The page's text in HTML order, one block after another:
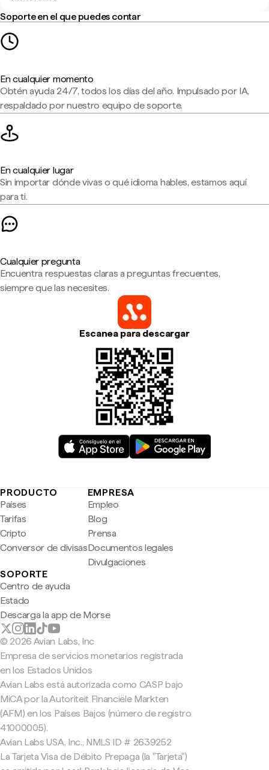
Soporte en el que puedes contar
En cualquier momento
Obtén ayuda 24/7, todos los días del año. Impulsado por IA,
respaldado por nuestro equipo de soporte.
En cualquier lugar
Sin importar dónde vivas o qué idioma hables, estamos aquí
para ti.
Cualquier pregunta
Encuentra respuestas claras a preguntas frecuentes,
siempre que las necesites.
Escanea para descargar
PRODUCTO
Países
Tarifas
Cripto
Conversor de divisas
EMPRESA
Empleo
Blog
Prensa
Documentos legales
Divulgaciones
SOPORTE
Centro de ayuda
Estado
Descarga la app de Morse
© 2026 Avian Labs, Inc
Empresa de servicios monetarios registrada
en los Estados Unidos
Avian Labs está autorizada como CASP bajo
MiCA por la Autoriteit Financiële Markten
(AFM) en los Países Bajos (número de registro
41000005).
Avian Labs USA, Inc., NMLS ID # 2639252
La Tarjeta Visa de Débito Prepaga (la "Tarjeta")